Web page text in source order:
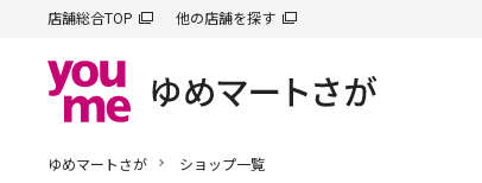
店舗総合TOP 他の店舗を探す
ゆめマートさが ショップ一覧